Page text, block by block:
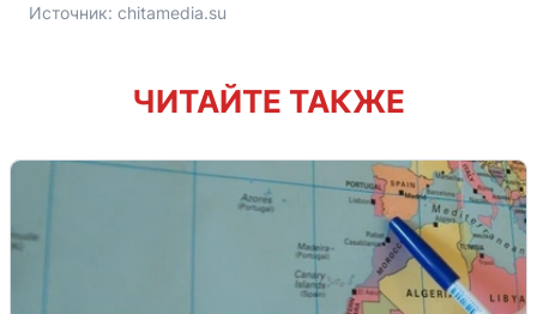
Источник: chitamedia.su
ЧИТАЙТЕ ТАКЖЕ